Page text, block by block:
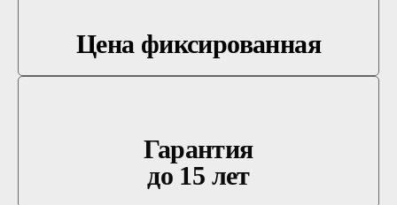
Цена фиксированная
Гарантия
до 15 лет